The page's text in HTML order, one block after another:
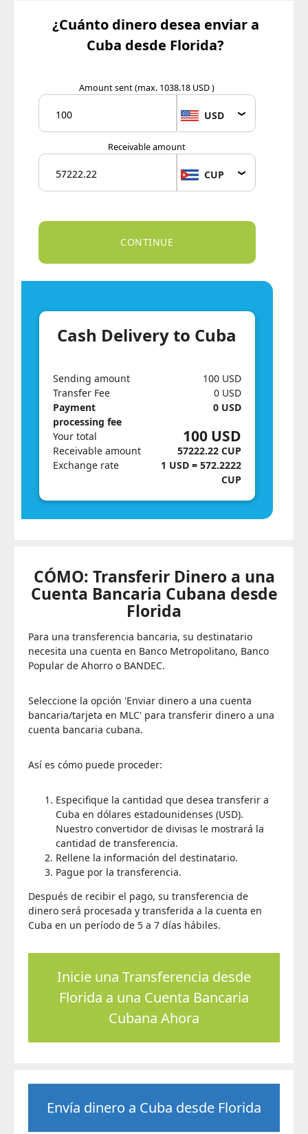
¿Cuánto dinero desea enviar a
Cuba desde Florida?
Amount sent(max. 1038.18 USD )
USD
Receivable amount
CUP
Cash Delivery to Cuba
Sending amount
Transfer Fee
Payment
processing fee
100 USD
0 USD
0 USD
Your total
Receivable amount
100 USD
57222.22 CUP
Exchange rate
1 USD = 572.2222
CUP
CÓMO: Transferir Dinero a una
Cuenta Bancaria Cubana desde
Florida
Para una transferencia bancaria, su destinatario
necesita una cuenta en Banco Metropolitano, Banco
Popular de Ahorro o BANDEC.
Seleccione la opción 'Enviar dinero a una cuenta
bancaria/tarjeta en MLC' para transferir dinero a una
cuenta bancaria cubana.
Así es cómo puede proceder:
Especifique la cantidad que desea transferir a
Cuba en dólares estadounidenses (USD).
Nuestro convertidor de divisas le mostrará la
cantidad de transferencia.
Rellene la información del destinatario.
Pague por la transferencia.
Después de recibir el pago, su transferencia de
dinero será procesada y transferida a la cuenta en
Cuba en un período de 5 a 7 días hábiles.
Inicie una Transferencia desde
Florida a una Cuenta Bancaria
Cubana Ahora
Envía dinero a Cuba desde Florida